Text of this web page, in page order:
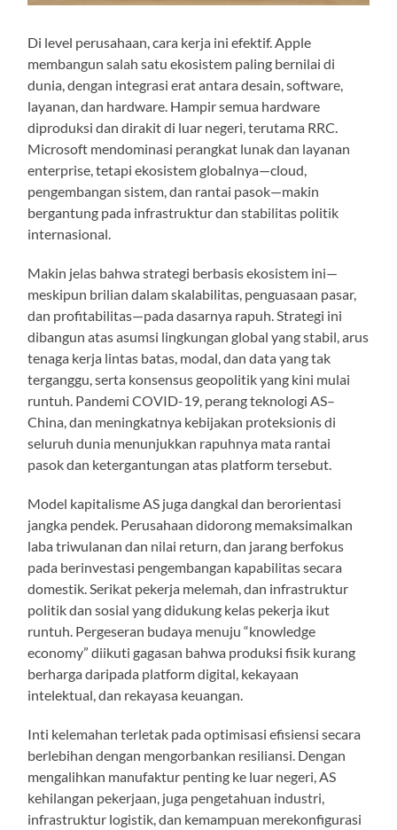
Di level perusahaan, cara kerja ini efektif. Apple
membangun salah satu ekosistem paling bernilai di
dunia, dengan integrasi erat antara desain, software,
layanan, dan hardware. Hampir semua hardware
diproduksi dan dirakit di luar negeri, terutama RRC.
Microsoft mendominasi perangkat lunak dan layanan
enterprise, tetapi ekosistem globalnya—cloud,
pengembangan sistem, dan rantai pasok—makin
bergantung pada infrastruktur dan stabilitas politik
internasional.
Makin jelas bahwa strategi berbasis ekosistem ini—
meskipun brilian dalam skalabilitas, penguasaan pasar,
dan profitabilitas—pada dasarnya rapuh. Strategi ini
dibangun atas asumsi lingkungan global yang stabil, arus
tenaga kerja lintas batas, modal, dan data yang tak
terganggu, serta konsensus geopolitik yang kini mulai
runtuh. Pandemi COVID-19, perang teknologi AS–
China, dan meningkatnya kebijakan proteksionis di
seluruh dunia menunjukkan rapuhnya mata rantai
pasok dan ketergantungan atas platform tersebut.
Model kapitalisme AS juga dangkal dan berorientasi
jangka pendek. Perusahaan didorong memaksimalkan
laba triwulanan dan nilai return, dan jarang berfokus
pada berinvestasi pengembangan kapabilitas secara
domestik. Serikat pekerja melemah, dan infrastruktur
politik dan sosial yang didukung kelas pekerja ikut
runtuh. Pergeseran budaya menuju “knowledge
economy” diikuti gagasan bahwa produksi fisik kurang
berharga daripada platform digital, kekayaan
intelektual, dan rekayasa keuangan.
Inti kelemahan terletak pada optimisasi efisiensi secara
berlebihan dengan mengorbankan resiliansi. Dengan
mengalihkan manufaktur penting ke luar negeri, AS
kehilangan pekerjaan, juga pengetahuan industri,
infrastruktur logistik, dan kemampuan merekonfigurasi